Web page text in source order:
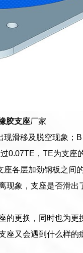
胶支座厂家
滑移及脱空现象；
0.07TE，TE为支座
各层加劲钢板之间
象，支座是否滑
更换，同时也为更
又会遇到什么样